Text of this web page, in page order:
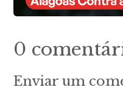
0
Enviar um